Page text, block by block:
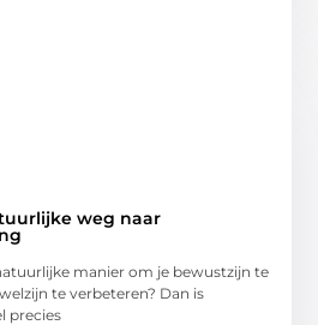
weg naar
manier om je bewustzijn te
te verbeteren? Dan is
precies